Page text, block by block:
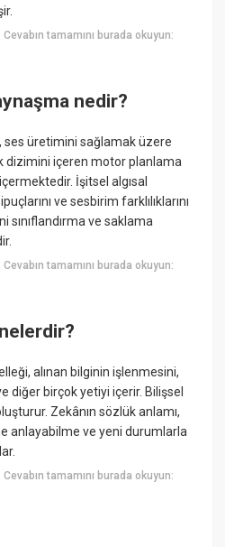
Cevabın tamamını burada okuyun:
nedir?
ses üretimini sağlamak üzere
dizimini içeren motor planlama
İşitsel algısal
ve sesbirim farklılıklarını
sınıflandırma ve saklama
Cevabın tamamını burada okuyun:
alınan bilginin işlenmesini,
diğer birçok yetiyi içerir. Bilişsel
Zekânın sözlük anlamı,
anlayabilme ve yeni durumlarla
Cevabın tamamını burada okuyun: